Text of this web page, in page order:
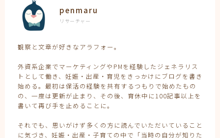
penmaru
リサーチャー
観察と文章が好きなアラフォー。
外資系企業でマーケティングやPMを経験したジェネラリス
トとして働き、妊娠・出産・育児をきっかけにブログを書き
始める。最初は保活の経験を共有するつもりで始めたもの
の、一度は更新が止まり、その後、育休中に100記事以上を
書いて再び手を止めることに。
それでも、思いがけず多くの方に読んでいただいていること
に気づき、妊娠・出産・子育ての中で「当時の自分が知りた